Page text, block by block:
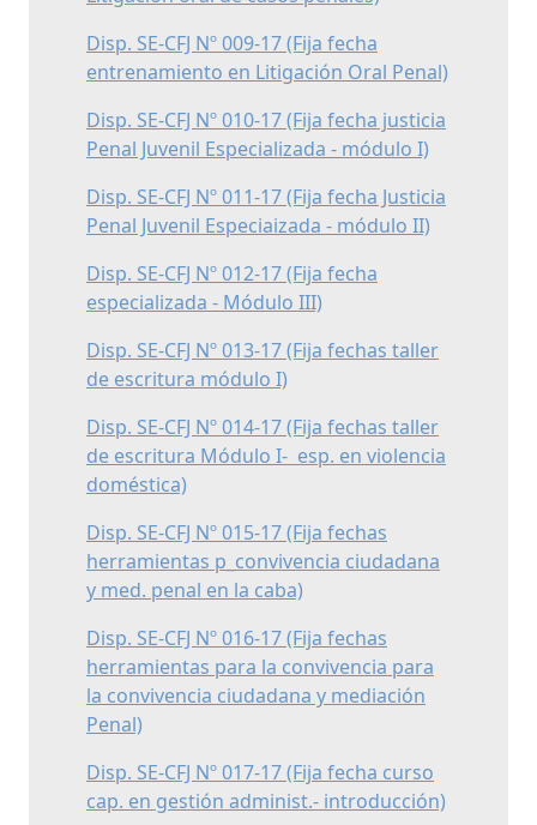
Disp. SE-CFJ Nº 009-17 (Fija fecha
entrenamiento en Litigación Oral Penal)
Disp. SE-CFJ Nº 010-17 (Fija fecha justicia
Penal Juvenil Especializada - módulo I)
Disp. SE-CFJ Nº 011-17 (Fija fecha Justicia
Penal Juvenil Especiaizada - módulo II)
Disp. SE-CFJ Nº 012-17 (Fija fecha
especializada - Módulo III)
Disp. SE-CFJ Nº 013-17 (Fija fechas taller
de escritura módulo I)
Disp. SE-CFJ Nº 014-17 (Fija fechas taller
de escritura Módulo I- esp. en violencia
doméstica)
Disp. SE-CFJ Nº 015-17 (Fija fechas
herramientas p_convivencia ciudadana
y med. penal en la caba)
Disp. SE-CFJ Nº 016-17 (Fija fechas
herramientas para la convivencia para
la convivencia ciudadana y mediación
Penal)
Disp. SE-CFJ Nº 017-17 (Fija fecha curso
cap. en gestión administ.- introducción)